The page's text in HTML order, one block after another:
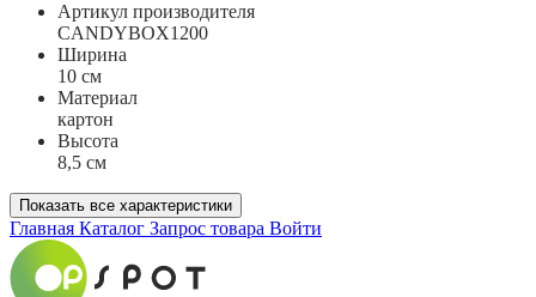
Артикул производителя
CANDYBOX1200
Ширина
10 см
Материал
картон
Высота
8,5 см
Показать все характеристики
Главная Каталог Запрос товара Войти